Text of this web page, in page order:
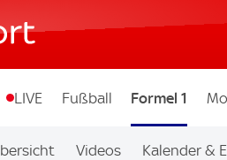
LIVE Fußball Formel 1
Videos Kalender &